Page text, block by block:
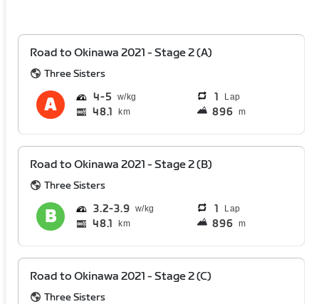
Road to Okinawa 2021 - Stage 2 (A)
Three Sisters
4 5 1 Lap
48.1 km 896 m
Road to Okinawa 2021 - Stage 2 (B)
Three Sisters
3.2 3.9 1 Lap
48.1 km 896 m
Road to Okinawa 2021 - Stage 2 (C)
Three Sisters